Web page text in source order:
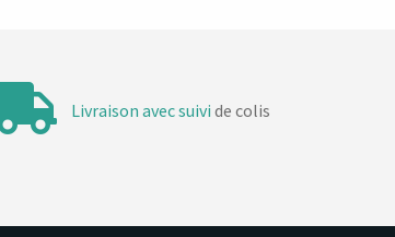
Livraison avec suivi de colis